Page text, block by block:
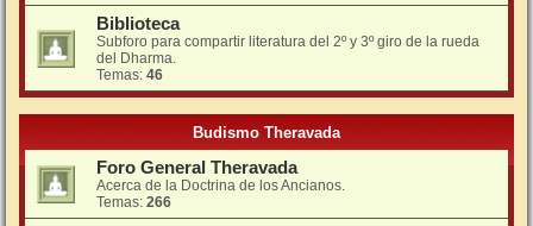
Biblioteca
Subforo para compartir literatura del 2º y 3º giro de la rueda
del Dharma.
Temas: 46
Budismo Theravada
Foro General Theravada
Acerca de la Doctrina de los Ancianos.
Temas: 266